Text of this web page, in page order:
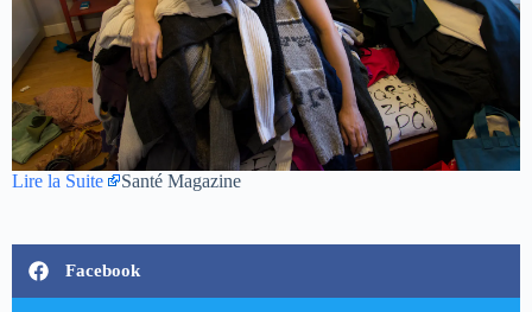
Lire la Suite Santé Magazine
Facebook